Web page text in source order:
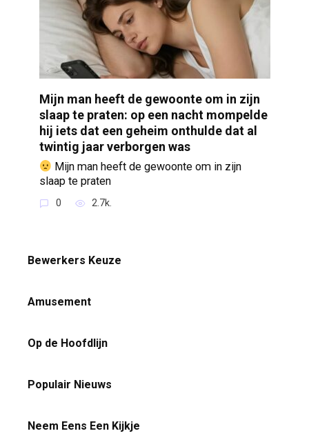
Mijn man heeft de gewoonte om in zijn
slaap te praten: op een nacht mompelde
hij iets dat een geheim onthulde dat al
twintig jaar verborgen was
Mijn man heeft de gewoonte om in zijn
slaap te praten
0 2.7k.
Bewerkers Keuze
Amusement
Op de Hoofdlijn
Populair Nieuws
Neem Eens Een Kijkje